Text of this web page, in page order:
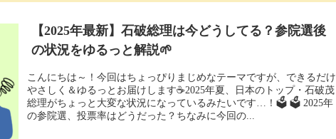
【2025年最新】石破総理は今どうしてる？参院選後
の状況をゆるっと解説🌱
こんにちは～！今回はちょっぴりまじめなテーマですが、できるだけ
やさしく＆ゆるっとお届けします☕2025年夏、日本のトップ・石破茂
総理がちょっと大変な状況になっているみたいです…！🗳 🗳 2025年
の参院選、投票率はどうだった？ちなみに今回の...